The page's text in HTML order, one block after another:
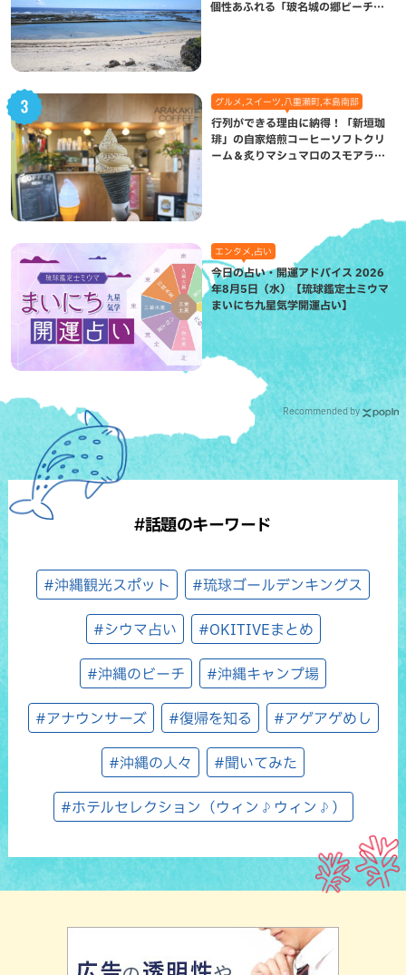
個性あふれる「玻名城の郷ビーチ」
グルメ,スイーツ,八重瀬町,本島南部
行列ができる理由に納得！「新垣珈
琲」の自家焙煎コーヒーソフトクリ
ーム＆炙りマシュマロのスモアラテ
エンタメ,占い
今日の占い・開運アドバイス 2026
年8月5日（水）【琉球鑑定士ミウマ
まいにち九星気学開運占い】
Recommended by
#話題のキーワード
#沖縄観光スポット #琉球ゴールデンキングス
#シウマ占い #OKITIVEまとめ
#沖縄のビーチ #沖縄キャンプ場
#アナウンサーズ #復帰を知る #アゲアゲめし
#沖縄の人々 #聞いてみた
#ホテルセレクション（ウィン♪ウィン♪）